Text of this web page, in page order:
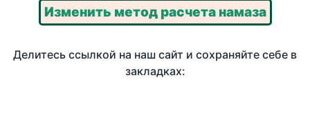
Изменить метод расчета намаза
Делитесь ссылкой на наш сайт и сохраняйте себе в
закладках: